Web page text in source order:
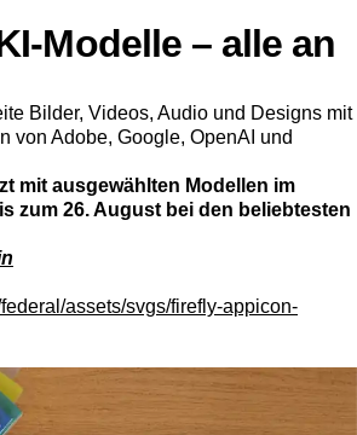
Modelle – alle an
Bilder, Videos, Audio und Designs mit
von Adobe, Google, OpenAI und
mit ausgewählten Modellen im
zum 26. August bei den beliebtesten
assets/svgs/firefly-appicon-